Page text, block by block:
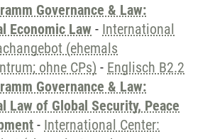
Governance & Law:
Economic Law - International
(ehemals
ohne CPs) - Englisch B2.2
Governance & Law:
Law of Global Security, Peace
- International Center: